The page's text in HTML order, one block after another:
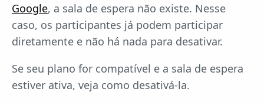
Google, a sala de espera não existe. Nesse
caso, os participantes já podem participar
diretamente e não há nada para desativar.
Se seu plano for compatível e a sala de espera
estiver ativa, veja como desativá-la.